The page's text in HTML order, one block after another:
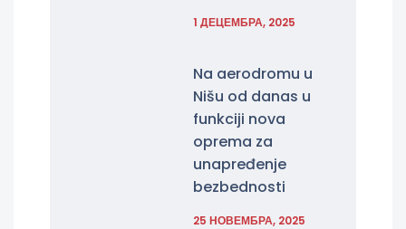
1 ДЕЦЕМБРА, 2025
Na aerodromu u
Nišu od danas u
funkciji nova
oprema za
unapređenje
bezbednosti
25 НОВЕМБРА, 2025